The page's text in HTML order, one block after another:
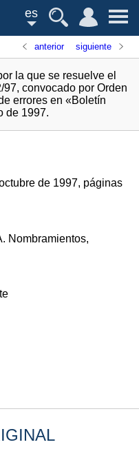
es
anterior siguiente
la que se resuelve el
convocado por Orden
errores en «Boletín
de 1997.
de 1997, páginas
Nombramientos,